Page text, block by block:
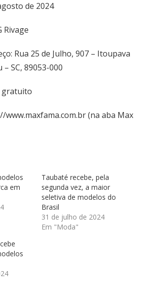
de 2024
Rivage
Rua 25 de Julho, 907 – Itoupava
SC, 89053-000
gratuito
www.maxfama.com.br(na aba Max
em
Taubaté recebe, pela
segunda vez, a maior
seletiva de modelos do
Brasil
31 de julho de 2024
Em "Moda"